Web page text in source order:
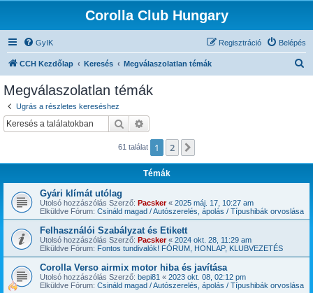
Corolla Club Hungary
GyIK Belépés
Regisztráció
CCH Kezdőlap Keresés Megválaszolatlan témák
s
Megválaszolatlan témák
Ugrás a részletes kereséshez
Keresés
61 találat 1 2
Témák
Gyári klímát utólag
Utolsó hozzászólás Szerző: Pacsker« 2025 máj. 17, 10:27 am
Elküldve Fórum: Csináld magad / Autószerelés, ápolás / Típushibák orvoslása
Felhasználói Szabályzat és Etikett
Utolsó hozzászólás Szerző: Pacsker« 2024 okt. 28, 11:29 am
Elküldve Fórum: Fontos tundivalók! FÓRUM, HONLAP, KLUBVEZETÉS
Corolla Verso airmix motor hiba és javítása
Utolsó hozzászólás Szerző: bepi81 « 2023 okt. 08, 02:12 pm
Elküldve Fórum: Csináld magad / Autószerelés, ápolás / Típushibák orvoslása